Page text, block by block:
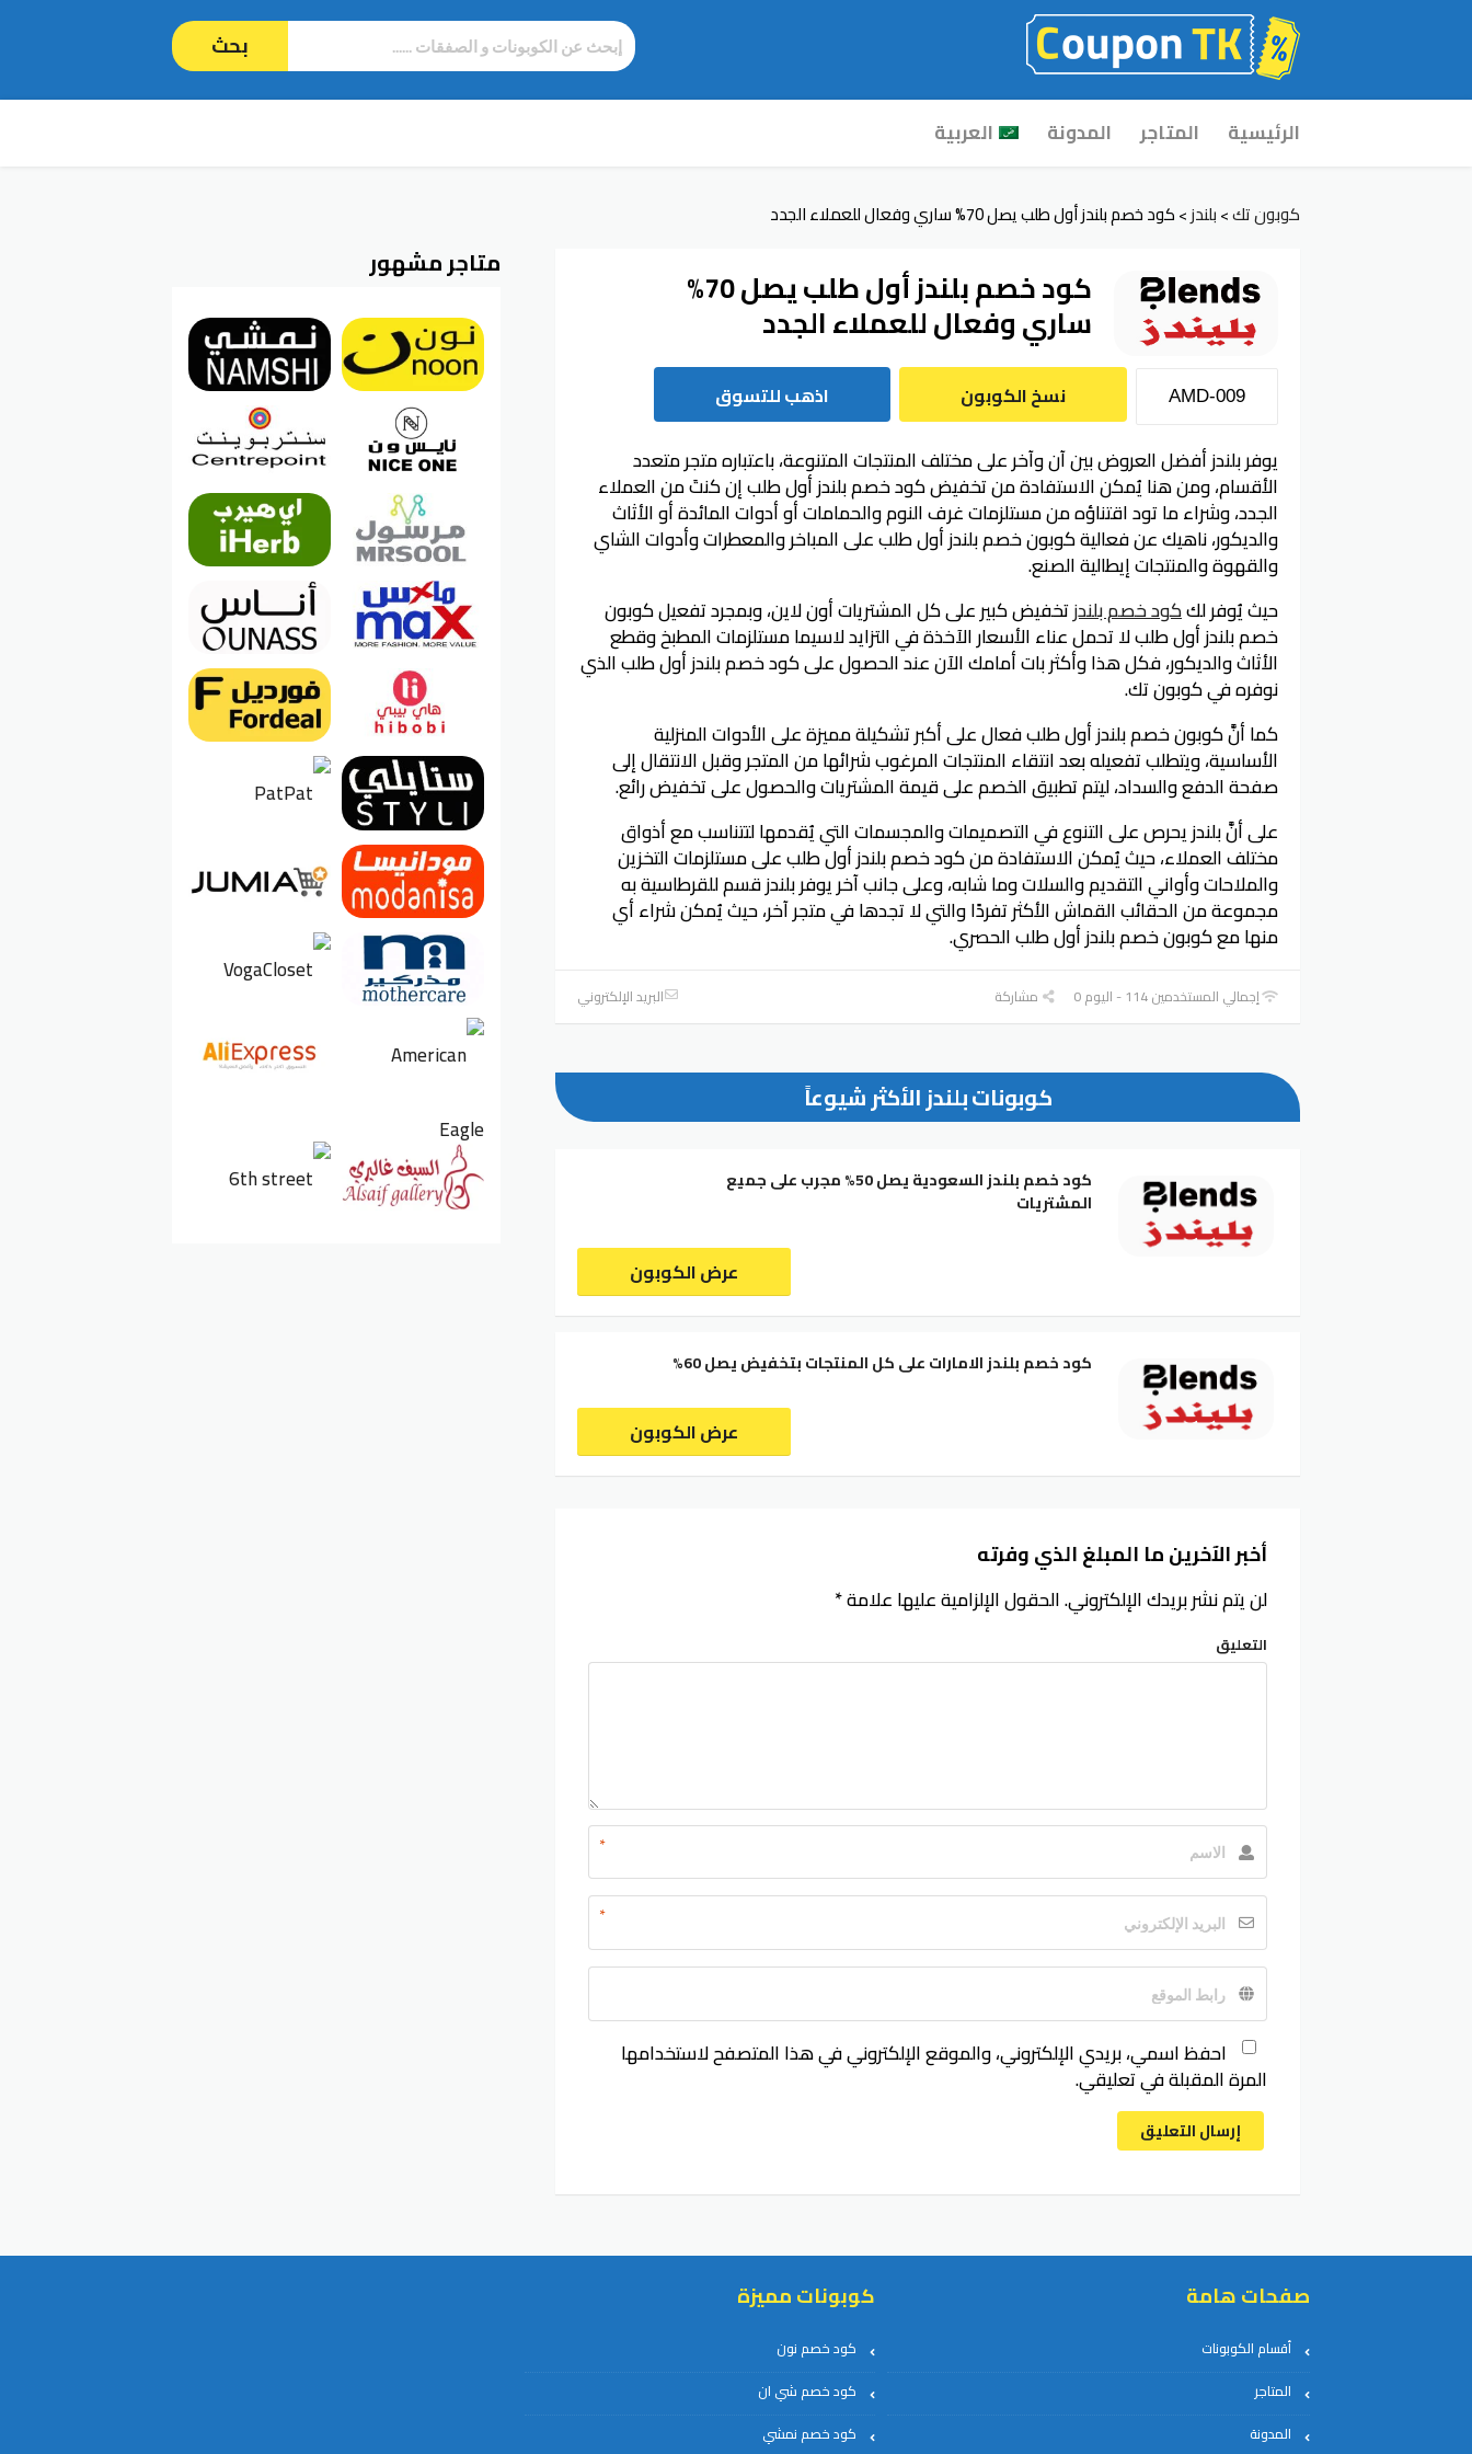
بحث
to
الرئيسية المتاجر المدونة العربية
كوبون تك>بلندز>كود خصم بلندز أول طلب يصل 70% ساري وفعال للعملاء الجدد
كود خصم بلندز أول طلب يصل 70%
ساري وفعال للعملاء الجدد
نسخ الكوبون اذهب للتسوق
يوفر بلندز أفضل العروض بين آن وآخر على مختلف المنتجات المتنوعة، باعتباره متجر متعدد
الأقسام، ومن هنا يُمكن الاستفادة من تخفيض كود خصم بلندز أول طلب إن كنتَ من العملاء
الجدد، وشراء ما تود اقتناؤه من مستلزمات غرف النوم والحمامات أو أدوات المائدة أو الأثاث
والديكور، ناهيك عن فعالية كوبون خصم بلندز أول طلب على المباخر والمعطرات وأدوات الشاي
والقهوة والمنتجات إيطالية الصنع.
حيث يُوفر لككود خصم بلندزتخفيض كبير على كل المشتريات أون لاين، وبمجرد تفعيل كوبون
خصم بلندز أول طلب لا تحمل عناء الأسعار الآخذة في التزايد لاسيما مستلزمات المطبخ وقطع
الأثاث والديكور، فكل هذا وأكثر بات أمامك الآن عند الحصول على كود خصم بلندز أول طلب الذي
نوفره في كوبون تك.
كما أنَّ كوبون خصم بلندز أول طلب فعال على أكبر تشكيلة مميزة على الأدوات المنزلية
الأساسية، ويتطلب تفعيله بعد انتقاء المنتجات المرغوب شرائها من المتجر وقبل الانتقال إلى
صفحة الدفع والسداد، ليتم تطبيق الخصم على قيمة المشتريات والحصول على تخفيض رائع.
على أنَّ بلندز يحرص على التنوع في التصميمات والمجسمات التي يُقدمها لتتناسب مع أذواق
مختلف العملاء، حيث يُمكن الاستفادة من كود خصم بلندز أول طلب على مستلزمات التخزين
والملاحات وأواني التقديم والسلات وما شابه، وعلى جانب آخر يوفر بلندز قسم للقرطاسية به
مجموعة من الحقائب القماش الأكثر تفردًا والتي لا تجدها في متجر آخر، حيث يُمكن شراء أي
منها مع كوبون خصم بلندز أول طلب الحصري.
إجمالي المستخدمين 114 - اليوم 0 مشاركة البريد الإلكتروني
كوبونات بلندز الأكثر شيوعاً
كود خصم بلندز السعودية يصل 50% مجرب على جميع
المشتريات
عرض الكوبون
كود خصم بلندز الامارات على كل المنتجات بتخفيض يصل 60%
عرض الكوبون
أخبر الآخرين ما المبلغ الذي وفرته
لن يتم نشر بريدك الإلكتروني.الحقول الإلزامية عليها علامة*
التعليق
*
*
احفظ اسمي، بريدي الإلكتروني، والموقع الإلكتروني في هذا المتصفح لاستخدامها
المرة المقبلة في تعليقي.
إرسال التعليق
متاجر مشهور
صفحات هامة
أقسام الكوبونات
المتاجر
المدونة
كوبونات مميزة
كود خصم نون
كود خصم شي ان
كود خصم نمشي